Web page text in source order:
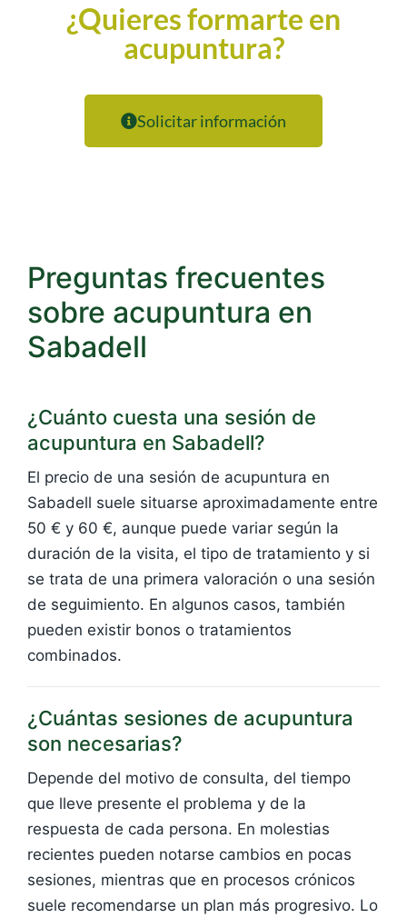
¿Quieres formarte en
acupuntura?
Solicitar información
Preguntas frecuentes
sobre acupuntura en
Sabadell
¿Cuánto cuesta una sesión de
acupuntura en Sabadell?
El precio de una sesión de acupuntura en
Sabadell suele situarse aproximadamente entre
50 € y 60 €, aunque puede variar según la
duración de la visita, el tipo de tratamiento y si
se trata de una primera valoración o una sesión
de seguimiento. En algunos casos, también
pueden existir bonos o tratamientos
combinados.
¿Cuántas sesiones de acupuntura
son necesarias?
Depende del motivo de consulta, del tiempo
que lleve presente el problema y de la
respuesta de cada persona. En molestias
recientes pueden notarse cambios en pocas
sesiones, mientras que en procesos crónicos
suele recomendarse un plan más progresivo. Lo